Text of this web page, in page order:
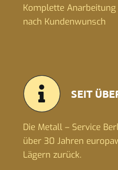
Komplette
nach Kundenwunsch
SEIT
Die Metall – Service
über 30 Jahren
Lägern zurück.